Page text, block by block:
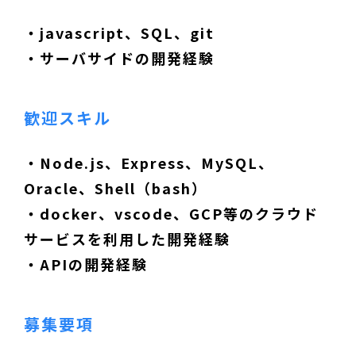
・javascript、SQL、git
・サーバサイドの開発経験
歓迎スキル
・Node.js、Express、MySQL、
Oracle、Shell（bash）
・docker、vscode、GCP等のクラウド
サービスを利用した開発経験
・APIの開発経験
募集要項